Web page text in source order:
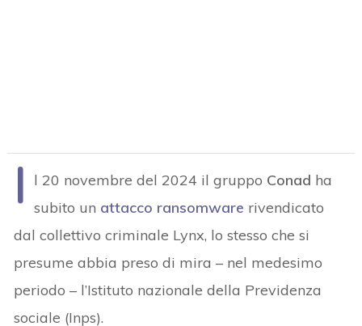
I l 20 novembre del 2024 il gruppo Conad ha
subito un attacco ransomware rivendicato
dal collettivo criminale Lynx, lo stesso che si
presume abbia preso di mira – nel medesimo
periodo – l’Istituto nazionale della Previdenza
sociale (Inps).